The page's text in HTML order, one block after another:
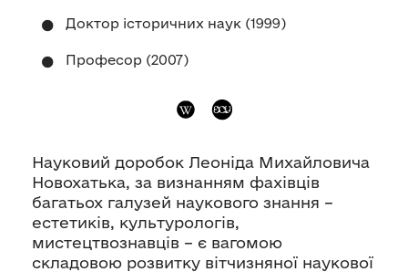
Доктор історичних наук (1999)
Професор (2007)
Науковий доробок Леоніда Михайловича
Новохатька, за визнанням фахівців
багатьох галузей наукового знання –
естетиків, культурологів,
мистецтвознавців – є вагомою
складовою розвитку вітчизняної наукової